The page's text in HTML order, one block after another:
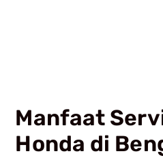
Manfaat
Honda di